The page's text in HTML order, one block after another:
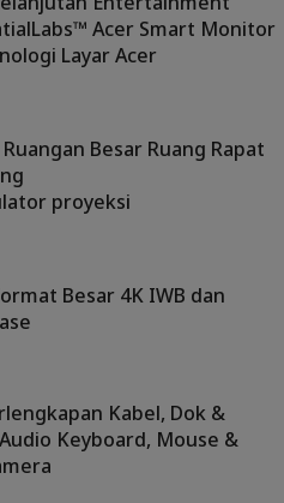
Acer Smart Monitor
Layar Acer
Ruangan Besar Ruang Rapat
proyeksi
Besar 4K IWB dan
Kabel, Dok &
Keyboard, Mouse &